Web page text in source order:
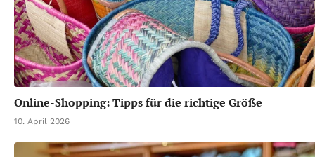
Online-Shopping: Tipps für die richtige Größe
10. April 2026